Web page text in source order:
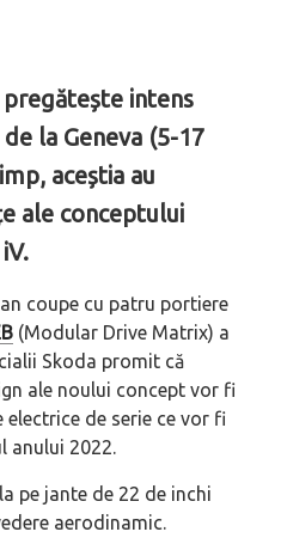
intens
la Geneva (5-17
aceștia au
ale conceptului
coupe cu patru portiere
(Modular Drive Matrix) a
Skoda promit că
ale noului concept vor fi
de serie ce vor fi
anului 2022.
pe jante de 22 de inchi
aerodinamic.